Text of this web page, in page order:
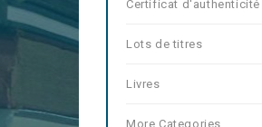
Certificat d'authenticité
Lots de titres
Livres
More Categories